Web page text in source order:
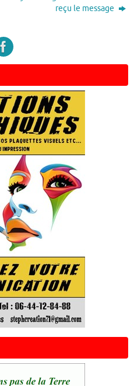
reçu le message